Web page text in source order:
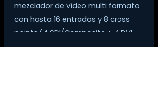
mezclador de vídeo multi formato
con hasta 16 entradas y 8 cross
points (4 SDI/Composite + 4 DVI-
I/HDMI).